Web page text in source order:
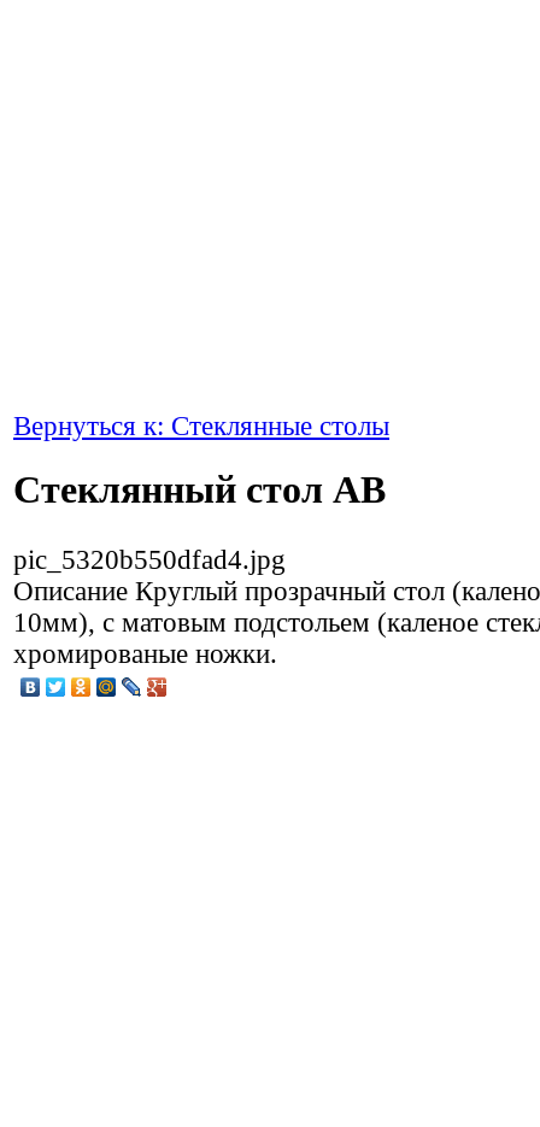
Вернуться к: Стеклянные столы
Стеклянный стол AB
pic_5320b550dfad4.jpg
Описание Круглый прозрачный стол
10мм), с матовым подстольем (каленое
хромированые ножки.